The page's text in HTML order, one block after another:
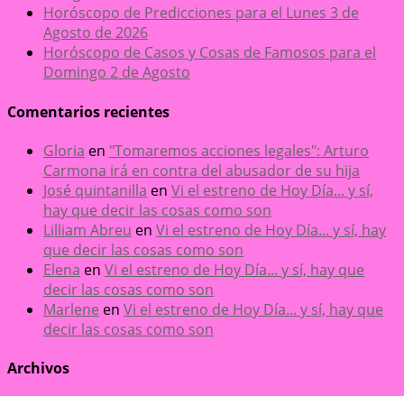
Horóscopo de Predicciones para el Lunes 3 de
Agosto de 2026
Horóscopo de Casos y Cosas de Famosos para el
Domingo 2 de Agosto
Comentarios recientes
Gloria en "Tomaremos acciones legales": Arturo
Carmona irá en contra del abusador de su hija
José quintanilla en Vi el estreno de Hoy Día... y sí,
hay que decir las cosas como son
Lilliam Abreu en Vi el estreno de Hoy Día... y sí, hay
que decir las cosas como son
Elena en Vi el estreno de Hoy Día... y sí, hay que
decir las cosas como son
Marlene en Vi el estreno de Hoy Día... y sí, hay que
decir las cosas como son
Archivos